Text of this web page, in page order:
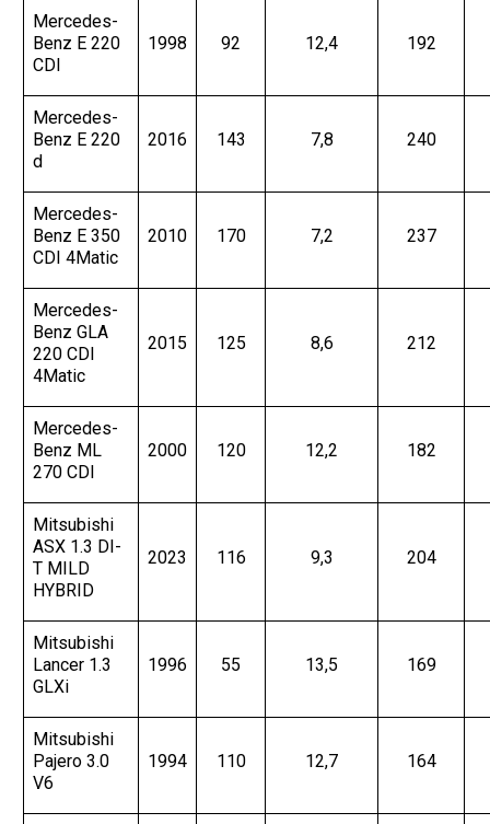
Mercedes-
Benz E 220
CDI
1998 92 12,4 192
Mercedes-
Benz E 220
d
2016 143 7,8 240
Mercedes-
Benz E 350
CDI 4Matic
2010 170 7,2 237
Mercedes-
Benz GLA
220 CDI
4Matic
2015 125 8,6 212
Mercedes-
Benz ML
270 CDI
2000 120 12,2 182
Mitsubishi
ASX 1.3 DI-
T MILD
HYBRID
2023 116 9,3 204
Mitsubishi
Lancer 1.3
GLXi
1996 55 13,5 169
Mitsubishi
Pajero 3.0
V6
1994 110 12,7 164